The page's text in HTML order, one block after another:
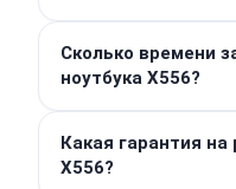
рассчитывается
итоговая цена
поломки ноутбука
называем после
скрытые доплаты
Сколько времени
ноутбука X556?
на этой модели
зачастую за 1–2
Какая гарантия на
X556?